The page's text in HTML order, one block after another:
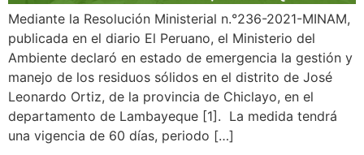
Mediante la Resolución Ministerial n.°236-2021-MINAM,
publicada en el diario El Peruano, el Ministerio del
Ambiente declaró en estado de emergencia la gestión y
manejo de los residuos sólidos en el distrito de José
Leonardo Ortiz, de la provincia de Chiclayo, en el
departamento de Lambayeque [1]. La medida tendrá
una vigencia de 60 días, periodo […]